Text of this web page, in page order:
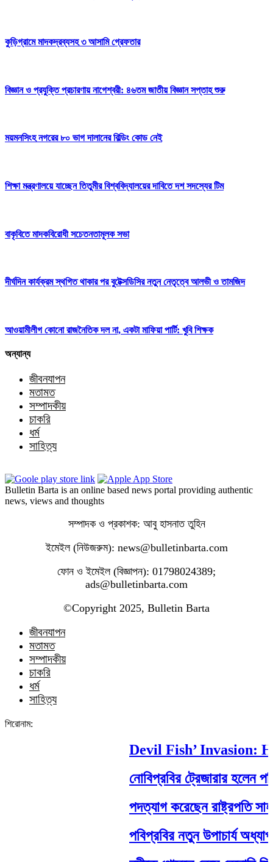
কুড়িগ্রামে মাদকদ্রব্যসহ ৩ আসামি গ্রেফতার
বিজ্ঞান ও প্রযুক্তি প্রচারণায় নাগেশ্বরী: ৪৬তম জাতীয় বিজ্ঞান সপ্তাহ শুরু
ময়মনসিংহ নগরের ৮০ ভাগ দালানের বিল্ডিং কোড নেই
শিক্ষা মন্ত্রণালয়ে যাচ্ছেন তিতুমীর বিশ্ববিদ্যালয়ের দাবিতে দশ সদস্যের টিম
বাকৃবিতে মাদকবিরোধী সচেতনতামূলক সভা
দীর্ঘদিন কার্যক্রম স্থগিত থাকার পর বুটেক্সডিসির নতুন নেতৃত্বে আলভী ও তামজিদ
আওয়ামীলীগ কোনো রাজনৈতিক দল না, একটা মাফিয়া পার্টি: খুবি শিক্ষক
অন্যান্য
জীবনযাপন
মতামত
সম্পাদকীয়
চাকরি
ধর্ম
সাহিত্য
Bulletin Barta is an online based news portal providing authentic
news, views and thoughts
সম্পাদক ও প্রকাশক: আবু হাসনাত তুহিন
ইমেইল (নিউজরুম): news@bulletinbarta.com
ফোন ও ইমেইল (বিজ্ঞাপন): 01798024389;
ads@bulletinbarta.com
©️Copyright 2025, Bulletin Barta
জীবনযাপন
মতামত
সম্পাদকীয়
চাকরি
ধর্ম
সাহিত্য
শিরোনাম:
Devil Fish’ Invasion:
নোবিপ্রবির ট্রেজারার হলেন
পদত্যাগ করেছেন রাষ্ট্রপতি
পবিপ্রবির নতুন উপাচার্য